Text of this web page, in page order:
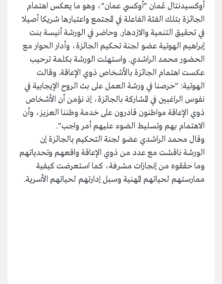
أوكسيدنتال عُمان "أوكسي عمان"، وهو ما يعكس اهتمام
الجائزة بتلك الفئة الفاعلة في المجتمع واعتبارها شريكا أصيلا
في تحقيق التنمية والازدهار. وحاضر في الورشة أنيسة بنت
إبراهيم الهوتية عضو لجنة تحكيم الجائزة، وأدار الحوار مع
الحضور محمد الراشدي. واستهلت الورشة بكلمة ترحيب
عكست اهتمام الجائزة بالأشخاص ذوي الإعاقة. وقالت
الهوتية: "حرصنا في ورشة العمل على بث الروح الإيجابية في
نفوس الراغبين في المشاركة بالجائزة، إذ نؤمن أن الأشخاص
ذوي الإعاقة مواطنون قادرون على خدمة وطننا العزيز، وأن
الاهتمام بهم وتسليط الضوء عليهم أمر واجب".
وقال محمد الراشدي عضو لجنة التحكيم بالجائزة إن
الورشة ناقشت مع عدد من ذوي الإعاقة واقعهم وتحدياتهم
وما حققوه من إنجازات مشرفة، كما استعرضت كيفية
ممارستهم لحياتهم المهنية وسبل إدارتهم لحياتهم الأسرية.